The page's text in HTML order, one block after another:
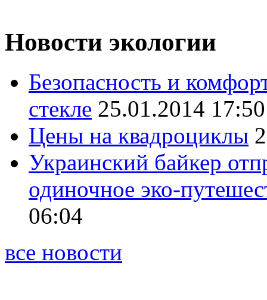
Новости экологии
Безопасность и
стекле 25.01.2014 17:50
Цены на квадроциклы
Украинский байкер
одиночное эко-
06:04
все новости